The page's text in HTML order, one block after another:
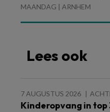
MAANDAG | ARNHEM
Lees ook
7 AUGUSTUS 2026
Kinderopvang in top